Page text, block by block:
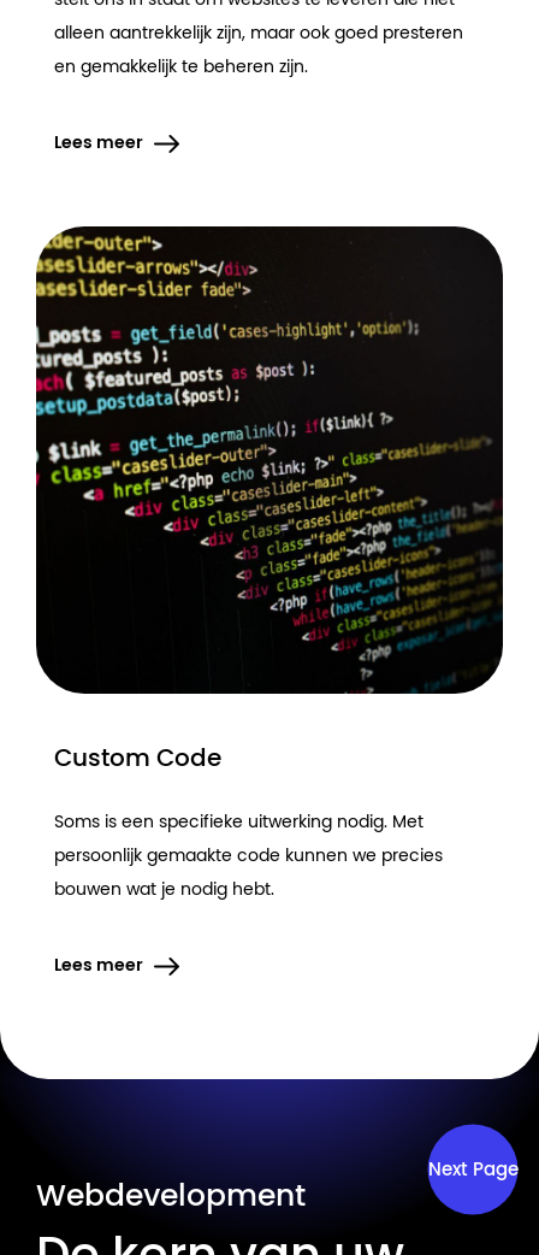
alleen aantrekkelijk zijn, maar ook goed presteren
en gemakkelijk te beheren zijn.
Lees meer
Custom Code
Soms is een specifieke uitwerking nodig. Met
persoonlijk gemaakte code kunnen we precies
bouwen wat je nodig hebt.
Lees meer
Webdevelopment
Next Page